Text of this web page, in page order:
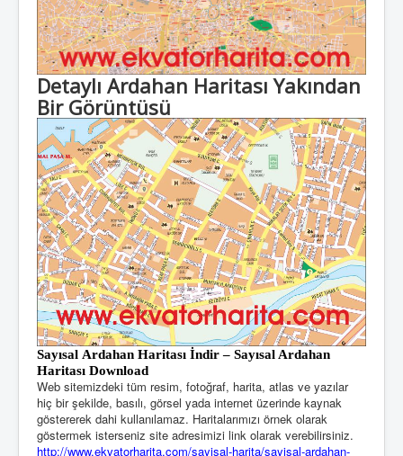
Detaylı Ardahan Haritası Yakından
Bir Görüntüsü
Sayısal Ardahan Haritası İndir – Sayısal Ardahan
Haritası Download
Web sitemizdeki tüm resim, fotoğraf, harita, atlas ve yazılar
hiç bir şekilde, basılı, görsel yada internet üzerinde kaynak
göstererek dahi kullanılamaz. Haritalarımızı örnek olarak
göstermek isterseniz site adresimizi link olarak verebilirsiniz.
http://www.ekvatorharita.com/sayisal-harita/sayisal-ardahan-